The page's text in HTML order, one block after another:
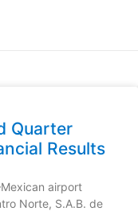
Quarter
Results
airport
Norte, S.A.B. de